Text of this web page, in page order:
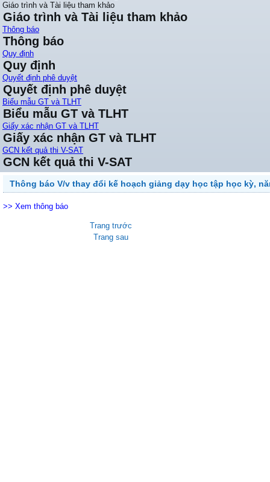
Giáo trình và Tài liệu tham khảo
Giáo trình và Tài liệu tham khảo
Thông báo
Thông báo
Quy định
Quy định
Quyết định phê duyệt
Quyết định phê duyệt
Biểu mẫu GT và TLHT
Biểu mẫu GT và TLHT
Giấy xác nhận GT và TLHT
Giấy xác nhận GT và TLHT
GCN kết quả thi V-SAT
GCN kết quả thi V-SAT
Thông báo V/v thay đổi kế hoạch giảng dạy học tập học kỳ,
>> Xem thông báo
Trang trước
Trang sau